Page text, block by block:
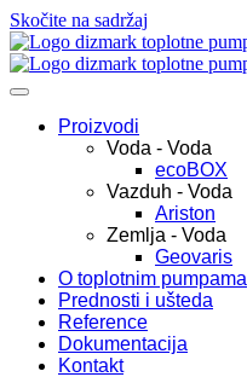
Skočite na sadržaj
Proizvodi
Voda - Voda
ecoBOX
Vazduh - Voda
Ariston
Zemlja - Voda
Geovaris
O toplotnim pumpama
Prednosti i ušteda
Reference
Dokumentacija
Kontakt